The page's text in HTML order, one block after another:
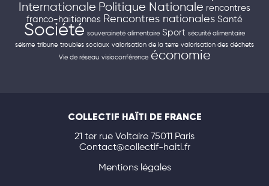
Internationale Politique Nationale rencontres
franco-haitiennes Rencontres nationales Santé
Société souveraineté alimentaire Sport sécurité alimentaire
séisme tribune troubles sociaux valorisation de la terre valorisation des déchets
Vie de réseau visioconférence économie
COLLECTIF HAÏTI DE FRANCE
21 ter rue Voltaire 75011 Paris
Contact@collectif-haiti.fr
Mentions légales